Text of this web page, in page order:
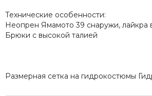
Технические особенности:
Неопрен Ямамото 39 снаружи, лайкра
Брюки с высокой талией
Размерная сетка на гидрокостюмы